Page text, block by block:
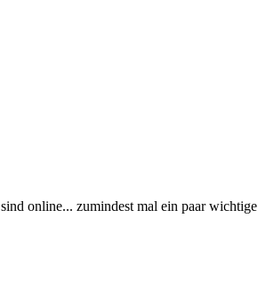
sind online... zumindest mal ein paar